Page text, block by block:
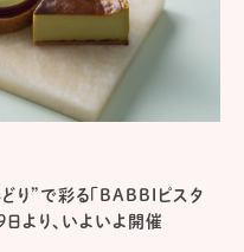
り”で彩る「BABBIピスタ
より、いよいよ開催